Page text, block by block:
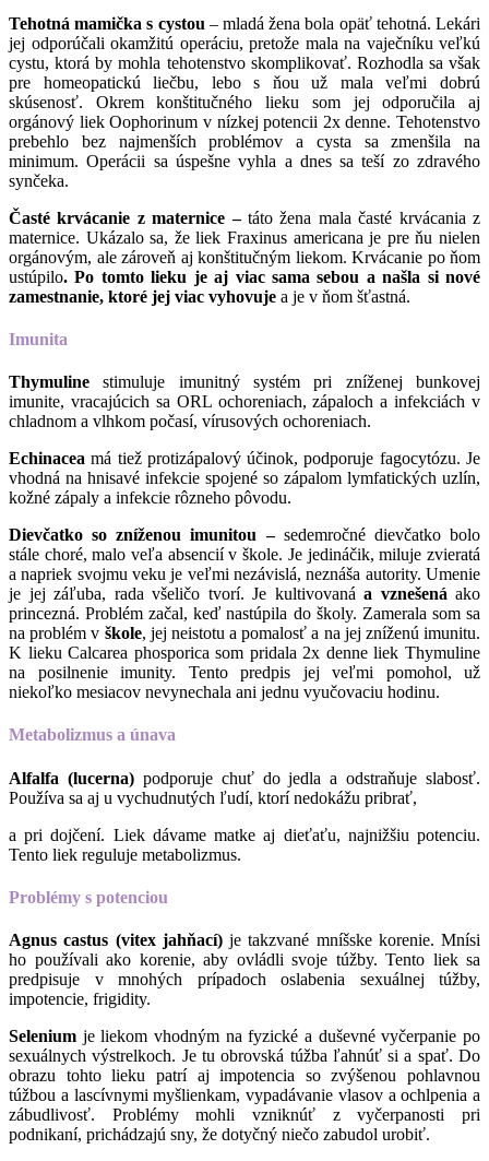
Tehotná mamička s cystou – mladá žena bola opäť tehotná. Lekári
jej odporúčali okamžitú operáciu, pretože mala na vaječníku veľkú
cystu, ktorá by mohla tehotenstvo skomplikovať. Rozhodla sa však
pre homeopatickú liečbu, lebo s ňou už mala veľmi dobrú
skúsenosť. Okrem konštitučného lieku som jej odporučila aj
orgánový liek Oophorinum v nízkej potencii 2x denne. Tehotenstvo
prebehlo bez najmenších problémov a cysta sa zmenšila na
minimum. Operácii sa úspešne vyhla a dnes sa teší zo zdravého
synčeka.
Časté krvácanie z maternice – táto žena mala časté krvácania z
maternice. Ukázalo sa, že liek Fraxinus americana je pre ňu nielen
orgánovým, ale zároveň aj konštitučným liekom. Krvácanie po ňom
ustúpilo. Po tomto lieku je aj viac sama sebou a našla si nové
zamestnanie, ktoré jej viac vyhovuje a je v ňom šťastná.
Imunita
Thymulinestimuluje imunitný systém pri zníženej bunkovej
imunite, vracajúcich sa ORL ochoreniach, zápaloch a infekciách v
chladnom a vlhkom počasí, vírusových ochoreniach.
Echinaceamá tiež protizápalový účinok, podporuje fagocytózu. Je
vhodná na hnisavé infekcie spojené so zápalom lymfatických uzlín,
kožné zápaly a infekcie rôzneho pôvodu.
Dievčatko so zníženou imunitou – sedemročné dievčatko bolo
stále choré, malo veľa absencií v škole. Je jedináčik, miluje zvieratá
a napriek svojmu veku je veľmi nezávislá, neznáša autority. Umenie
je jej záľuba, rada všeličo tvorí. Je kultivovaná a vznešená ako
princezná. Problém začal, keď nastúpila do školy. Zamerala som sa
na problém v škole, jej neistotu a pomalosť a na jej zníženú imunitu.
K lieku Calcarea phosporica som pridala 2x denne liek Thymuline
na posilnenie imunity. Tento predpis jej veľmi pomohol, už
niekoľko mesiacov nevynechala ani jednu vyučovaciu hodinu.
Metabolizmus a únava
Alfalfa (lucerna) podporuje chuť do jedla a odstraňuje slabosť.
Používa sa aj u vychudnutých ľudí, ktorí nedokážu pribrať,
a pri dojčení. Liek dávame matke aj dieťaťu, najnižšiu potenciu.
Tento liek reguluje metabolizmus.
Problémy s potenciou
Agnus castus (vitex jahňací) je takzvané mníšske korenie. Mnísi
ho používali ako korenie, aby ovládli svoje túžby. Tento liek sa
predpisuje v mnohých prípadoch oslabenia sexuálnej túžby,
impotencie, frigidity.
Selenium je liekom vhodným na fyzické a duševné vyčerpanie po
sexuálnych výstrelkoch. Je tu obrovská túžba ľahnúť si a spať. Do
obrazu tohto lieku patrí aj impotencia so zvýšenou pohlavnou
túžbou a lascívnymi myšlienkam, vypadávanie vlasov a ochlpenia a
zábudlivosť. Problémy mohli vzniknúť z vyčerpanosti pri
podnikaní, prichádzajú sny, že dotyčný niečo zabudol urobiť.